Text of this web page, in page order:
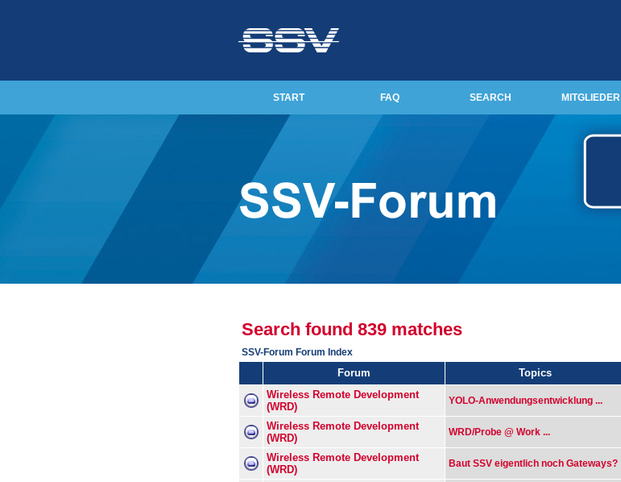
START FAQ SEARCH MITGLIEDER
Search found 839 matches
SSV-Forum Forum Index
Forum Topics
Wireless Remote Development
(WRD)
YOLO-Anwendungsentwicklung ...
Wireless Remote Development
(WRD)
WRD/Probe @ Work ...
Wireless Remote Development
(WRD)
Baut SSV eigentlich noch Gateways?